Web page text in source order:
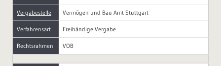
Vergabestelle Vermögen und Bau Amt Stuttgart
Verfahrensart Freihändige Vergabe
Rechtsrahmen VOB